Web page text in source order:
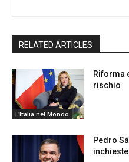
RELATED ARTICLES
L'Italia nel Mondo
Riforma
rischio
Pedro